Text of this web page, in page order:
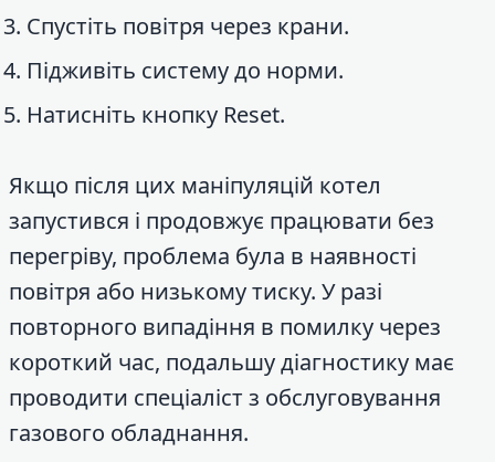
Спустіть повітря через крани.
Підживіть систему до норми.
Натисніть кнопку Reset.
Якщо після цих маніпуляцій котел
запустився і продовжує працювати без
перегріву, проблема була в наявності
повітря або низькому тиску. У разі
повторного випадіння в помилку через
короткий час, подальшу діагностику має
проводити спеціаліст з обслуговування
газового обладнання.